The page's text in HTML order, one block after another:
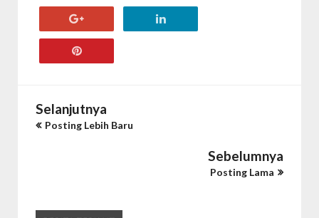
Selanjutnya
Posting Lebih Baru
Sebelumnya
Posting Lama